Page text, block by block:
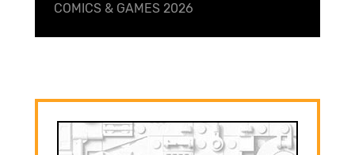
COMICS & GAMES 2026